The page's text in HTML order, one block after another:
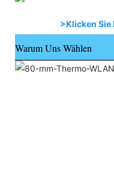
>Klicken
Warum Uns Wählen